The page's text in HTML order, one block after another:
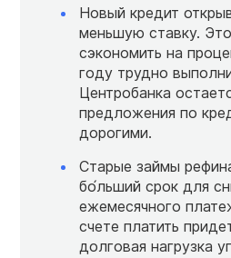
Новый кредит
меньшую ставку.
сэкономить на
году трудно
Центробанка
предложения по
дорогими.
Старые займы
бо́льший срок для
ежемесячного
счете платить
долговая нагрузка